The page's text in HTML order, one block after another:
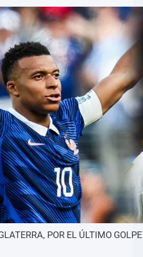
POR EL ÚLTIMO GOLPE